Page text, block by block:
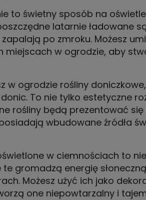
to świetny sposób na
latarnie ładowane
po zmroku. Możesz
miejscach w ogrodzie, aby
w ogrodzie rośliny
To nie tylko estetyczne
rośliny będą prezentować
wbudowane źródła
w ciemnościach to
gromadzą energię
Możesz użyć ich jako
one niepowtarzalny i